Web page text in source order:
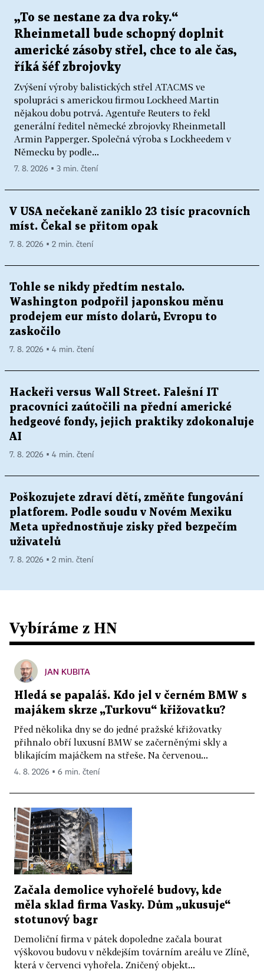
„To se nestane za dva roky.“
Rheinmetall bude schopný doplnit
americké zásoby střel, chce to ale čas,
říká šéf zbrojovky
Zvýšení výroby balistických střel ATACMS ve
spolupráci s americkou firmou Lockheed Martin
nějakou dobu potrvá. Agentuře Reuters to řekl
generální ředitel německé zbrojovky Rheinmetall
Armin Papperger. Společná výroba s Lockheedem v
Německu by podle...
7. 8. 2026 ▪ 3 min. čtení
V USA nečekaně zaniklo 23 tisíc pracovních
míst. Čekal se přitom opak
7. 8. 2026 ▪ 2 min. čtení
Tohle se nikdy předtím nestalo.
Washington podpořil japonskou měnu
prodejem eur místo dolarů, Evropu to
zaskočilo
7. 8. 2026 ▪ 4 min. čtení
Hackeři versus Wall Street. Falešní IT
pracovníci zaútočili na přední americké
hedgeové fondy, jejich praktiky zdokonaluje
AI
7. 8. 2026 ▪ 4 min. čtení
Poškozujete zdraví dětí, změňte fungování
platforem. Podle soudu v Novém Mexiku
Meta upřednostňuje zisky před bezpečím
uživatelů
7. 8. 2026 ▪ 2 min. čtení
Vybíráme z HN
JAN KUBITA
Hledá se papaláš. Kdo jel v černém BMW s
majákem skrze „Turkovu“ křižovatku?
Před několika dny se do jedné pražské křižovatky
přihnalo obří luxusní BMW se začerněnými skly a
blikajícím majáčkem na střeše. Na červenou...
4. 8. 2026 ▪ 6 min. čtení
Začala demolice vyhořelé budovy, kde
měla sklad firma Vasky. Dům „ukusuje“
stotunový bagr
Demoliční firma v pátek dopoledne začala bourat
výškovou budovu v někdejším továrním areálu ve Zlíně,
která v červenci vyhořela. Zničený objekt...